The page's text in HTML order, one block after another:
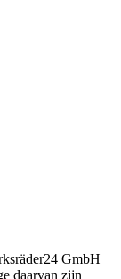
GmbH
daarvan zijn